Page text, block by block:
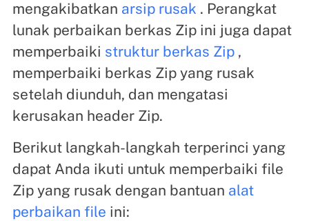
mengakibatkan arsip rusak . Perangkat
lunak perbaikan berkas Zip ini juga dapat
memperbaiki struktur berkas Zip,
memperbaiki berkas Zip yang rusak
setelah diunduh, dan mengatasi
kerusakan header Zip.
Berikut langkah-langkah terperinci yang
dapat Anda ikuti untuk memperbaiki file
Zip yang rusak dengan bantuan alat
perbaikan file ini: